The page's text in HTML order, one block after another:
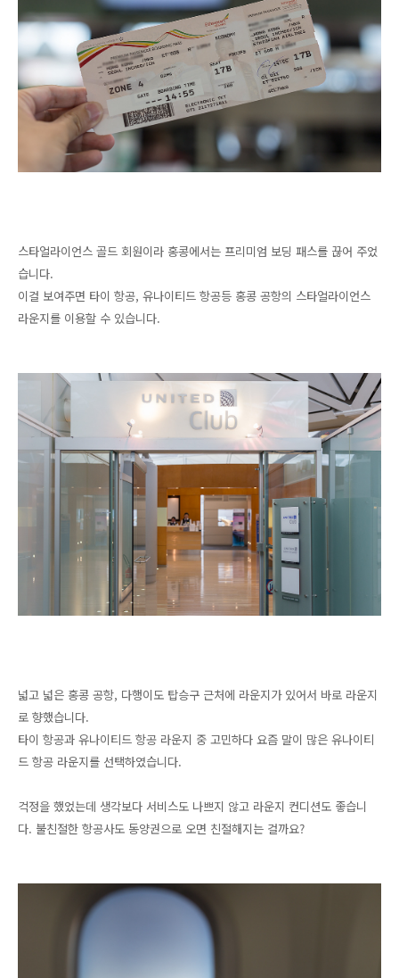
스타얼라이언스 골드 회원이라 홍콩에서는 프리미엄 보딩 패스를 끊어 주었
습니다.
이걸 보여주면 타이 항공, 유나이티드 항공등 홍콩 공항의 스타얼라이언스
라운지를 이용할 수 있습니다.
넓고 넓은 홍콩 공항, 다행이도 탑승구 근처에 라운지가 있어서 바로 라운지
로 향했습니다.
타이 항공과 유나이티드 항공 라운지 중 고민하다 요즘 말이 많은 유나이티
드 항공 라운지를 선택하였습니다.
걱정을 했었는데 생각보다 서비스도 나쁘지 않고 라운지 컨디션도 좋습니
다. 불친절한 항공사도 동양권으로 오면 친절해지는 걸까요?